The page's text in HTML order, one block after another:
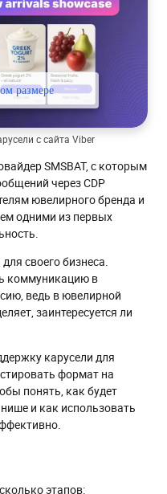
с сайта Viber
SMSBAT, с которым
через CDP
ювелирного бренда и
одними из первых
своего бизнеса.
коммуникацию в
ведь в ювелирной
заинтересуется ли
карусели для
формат на
понять, как будет
и как использовать
этапов: